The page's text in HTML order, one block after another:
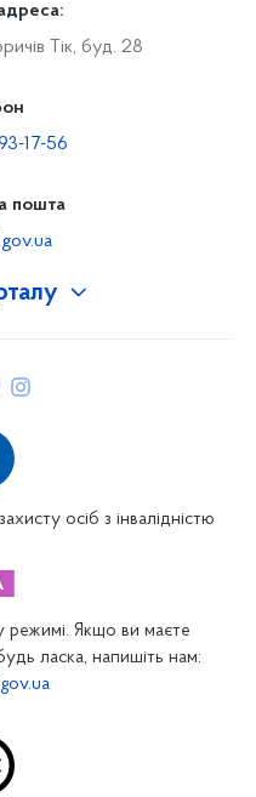
Тік, буд. 28
17-56
пошта
осіб з інвалідністю
режимі. Якщо ви маєте
ласка, напишіть нам: